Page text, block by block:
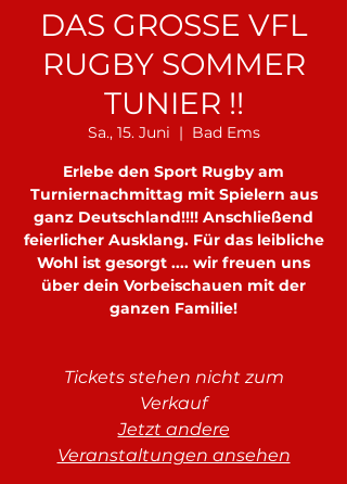
DAS GROSSE VFL
RUGBY SOMMER
TUNIER !!
Sa., 15. Juni
  |
Bad Ems
Erlebe den Sport Rugby am
Turniernachmittag mit Spielern aus
ganz Deutschland!!!! Anschließend
feierlicher Ausklang. Für das leibliche
Wohl ist gesorgt .... wir freuen uns
über dein Vorbeischauen mit der
ganzen Familie!
Tickets stehen nicht zum
Verkauf
Jetzt andere
Veranstaltungen ansehen